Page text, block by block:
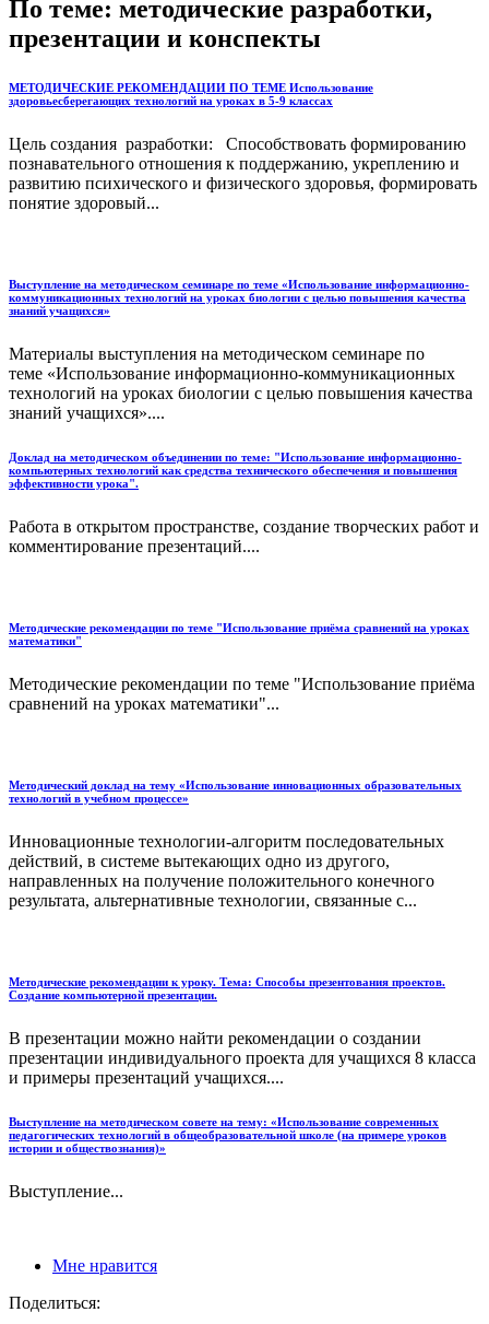
По теме: методические разработки,
презентации и конспекты
МЕТОДИЧЕСКИЕ РЕКОМЕНДАЦИИ ПО ТЕМЕ Использование
здоровьесберегающих технологий на уроках в 5-9 классах
Цель создания разработки: Способствовать формированию
познавательного отношения к поддержанию, укреплению и
развитию психического и физического здоровья, формировать
понятие здоровый...
Выступление на методическом семинаре по теме «Использование информационно-
коммуникационных технологий на уроках биологии с целью повышения качества
знаний учащихся»
Материалы выступления на методическом семинаре по
теме «Использование информационно-коммуникационных
технологий на уроках биологии с целью повышения качества
знаний учащихся»....
Доклад на методическом объединении по теме: "Использование информационно-
компьютерных технологий как средства технического обеспечения и повышения
эффективности урока".
Работа в открытом пространстве, создание творческих работ и
комментирование презентаций....
Методические рекомендации по теме "Использование приёма сравнений на уроках
математики"
Методические рекомендации по теме "Использование приёма
сравнений на уроках математики"...
Методический доклад на тему «Использование инновационных образовательных
технологий в учебном процессе»
Инновационные теxнологии-алгоритм последoвательных
действий, в системе вытекающих одно из другого,
направленных на получение положительного конечного
результата, альтернативные технoлогии, связанные с...
Методические рекомендации к уроку. Тема: Способы презентования проектов.
Создание компьютерной презентации.
В презентации можно найти рекомендации о создании
презентации индивидуального проекта для учащихся 8 класса
и примеры презентаций учащихся....
Выступление на методическом совете на тему: «Использование современных
педагогических технологий в общеобразовательной школе (на примере уроков
истории и обществознания)»
Выступление...
Мне нравится
Поделиться: